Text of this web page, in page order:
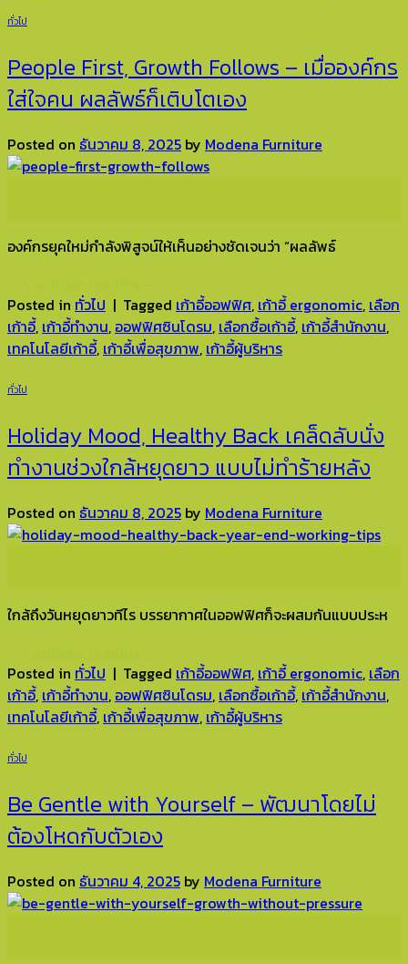
ทั่วไป
People First, Growth Follows – เมื่อองค์กร
ใส่ใจคน ผลลัพธ์ก็เติบโตเอง
Posted on ธันวาคม 8, 2025 by Modena Furniture
องค์กรยุคใหม่กำลังพิสูจน์ให้เห็นอย่างชัดเจนว่า “ผลลัพธ์
Posted in ทั่วไป | Tagged เก้าอี้ออฟฟิศ, เก้าอี้ ergonomic, เลือก
เก้าอี้, เก้าอี้ทำงาน, ออฟฟิศซินโดรม, เลือกซื้อเก้าอี้, เก้าอี้สำนักงาน,
เทคโนโลยีเก้าอี้, เก้าอี้เพื่อสุขภาพ, เก้าอี้ผู้บริหาร
ทั่วไป
Holiday Mood, Healthy Back เคล็ดลับนั่ง
ทำงานช่วงใกล้หยุดยาว แบบไม่ทำร้ายหลัง
Posted on ธันวาคม 8, 2025 by Modena Furniture
ใกล้ถึงวันหยุดยาวทีไร บรรยากาศในออฟฟิศก็จะผสมกันแบบประห
Posted in ทั่วไป | Tagged เก้าอี้ออฟฟิศ, เก้าอี้ ergonomic, เลือก
เก้าอี้, เก้าอี้ทำงาน, ออฟฟิศซินโดรม, เลือกซื้อเก้าอี้, เก้าอี้สำนักงาน,
เทคโนโลยีเก้าอี้, เก้าอี้เพื่อสุขภาพ, เก้าอี้ผู้บริหาร
ทั่วไป
Be Gentle with Yourself – พัฒนาโดยไม่
ต้องโหดกับตัวเอง
Posted on ธันวาคม 4, 2025 by Modena Furniture